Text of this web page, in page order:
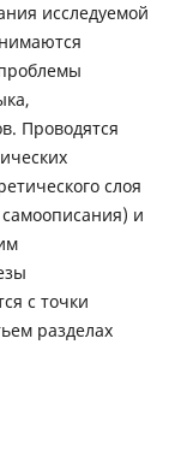
исследуемой
Проводятся
слоя
и
с точки
разделах